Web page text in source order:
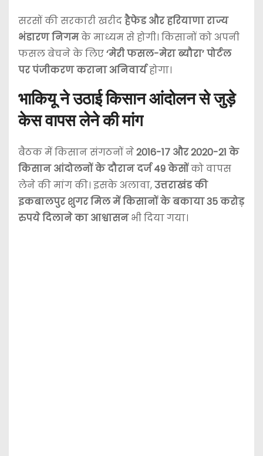
सरसों की सरकारी खरीदहैफेड और हरियाणा राज्य
भंडारण निगमके माध्यम से होगी। किसानों को अपनी
फसल बेचने के लिए‘मेरी फसल-मेरा ब्यौरा’ पोर्टल
पर पंजीकरण कराना अनिवार्यहोगा।
भाकियू ने उठाई किसान आंदोलन से जुड़े
केस वापस लेने की मांग
बैठक में किसान संगठनों ने2016-17 और 2020-21 के
किसान आंदोलनों के दौरान दर्ज 49 केसोंको वापस
लेने की मांग की। इसके अलावा,उत्तराखंड की
इकबालपुर शुगर मिल में किसानों के बकाया 35 करोड़
रुपये दिलाने का आश्वासनभी दिया गया।